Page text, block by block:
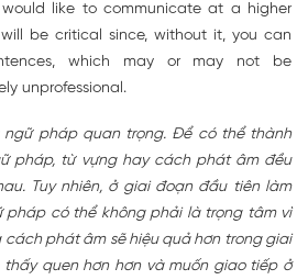
like to communicate at a higher
be critical since, without it, you can
which may or may not be
unprofessional.
ngữ pháp quan trọng. Để có thể thành
pháp, từ vựng hay cách phát âm đều
Tuy nhiên, ở giai đoạn đầu tiên làm
pháp có thể không phải là trọng tâm vì
cách phát âm sẽ hiệu quả hơn trong giai
quen hơn hơn và muốn giao tiếp ở